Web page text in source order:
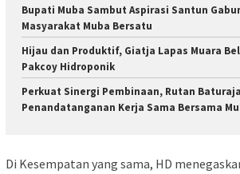
Bupati Muba Sambut Aspirasi Santun
Masyarakat Muba Bersatu
Hijau dan Produktif, Giatja Lapas Muara
Pakcoy Hidroponik
Perkuat Sinergi Pembinaan, Rutan
Penandatanganan Kerja Sama Bersama
Di Kesempatan yang sama, HD